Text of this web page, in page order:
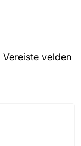
Vereiste velden